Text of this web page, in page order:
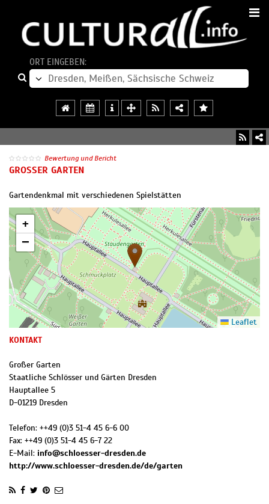
ORT EINGEBEN:
Bewertung und Bericht
GROSSER GARTEN
Gartendenkmal mit verschiedenen Spielstätten
+
−
Leaflet
KONTAKT
Großer Garten
Staatliche Schlösser und Gärten Dresden
Hauptallee 5
D-01219 Dresden
Telefon: ++49 (0)3 51-4 45 6-6 00
Fax: ++49 (0)3 51-4 45 6-7 22
E-Mail: info@schloesser-dresden.de
http://www.schloesser-dresden.de/de/garten